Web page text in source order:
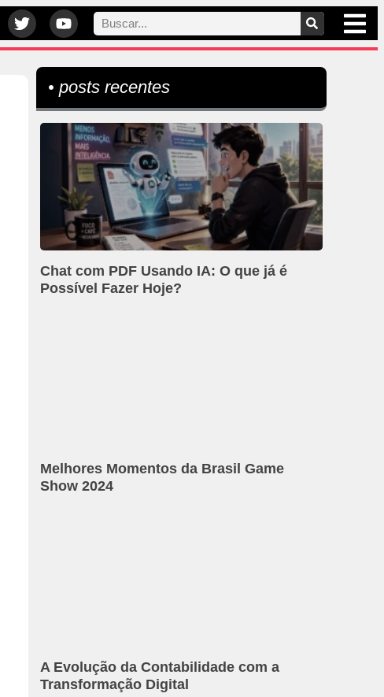
• posts recentes
Chat com PDF Usando IA: O que já é
Possível Fazer Hoje?
Melhores Momentos da Brasil Game
Show 2024
A Evolução da Contabilidade com a
Transformação Digital